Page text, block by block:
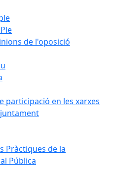
de l'oposició
participació en les xarxes
Pràctiques de la
Pública